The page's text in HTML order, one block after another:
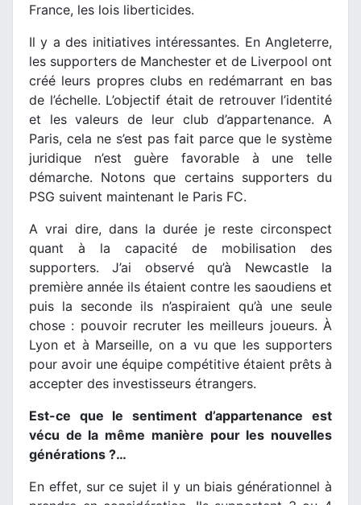
France, les lois liberticides.
Il y a des initiatives intéressantes. En Angleterre,
les supporters de Manchester et de Liverpool ont
créé leurs propres clubs en redémarrant en bas
de l’échelle. L’objectif était de retrouver l’identité
et les valeurs de leur club d’appartenance. A
Paris, cela ne s’est pas fait parce que le système
juridique n’est guère favorable à une telle
démarche. Notons que certains supporters du
PSG suivent maintenant le Paris FC.
A vrai dire, dans la durée je reste circonspect
quant à la capacité de mobilisation des
supporters. J’ai observé qu’à Newcastle la
première année ils étaient contre les saoudiens et
puis la seconde ils n’aspiraient qu’à une seule
chose : pouvoir recruter les meilleurs joueurs. À
Lyon et à Marseille, on a vu que les supporters
pour avoir une équipe compétitive étaient prêts à
accepter des investisseurs étrangers.
Est-ce que le sentiment d’appartenance est
vécu de la même manière pour les nouvelles
générations ?…
En effet, sur ce sujet il y un biais générationnel à